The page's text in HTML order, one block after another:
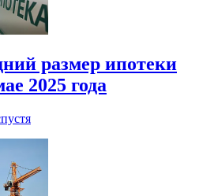
размер ипотеки
2025 года